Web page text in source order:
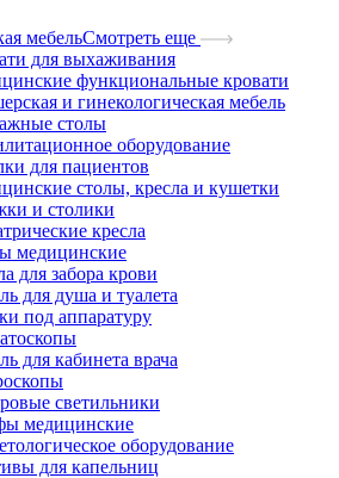
мебельСмотреть еще
для выхаживания
функциональные кровати
и гинекологическая мебель
столы
оборудование
для пациентов
столы, кресла и кушетки
и столики
кресла
медицинские
для забора крови
для душа и туалета
под аппаратуру
для кабинета врача
светильники
медицинские
оборудование
для капельниц